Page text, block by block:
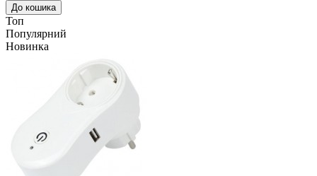
До кошика
Топ
Популярний
Новинка